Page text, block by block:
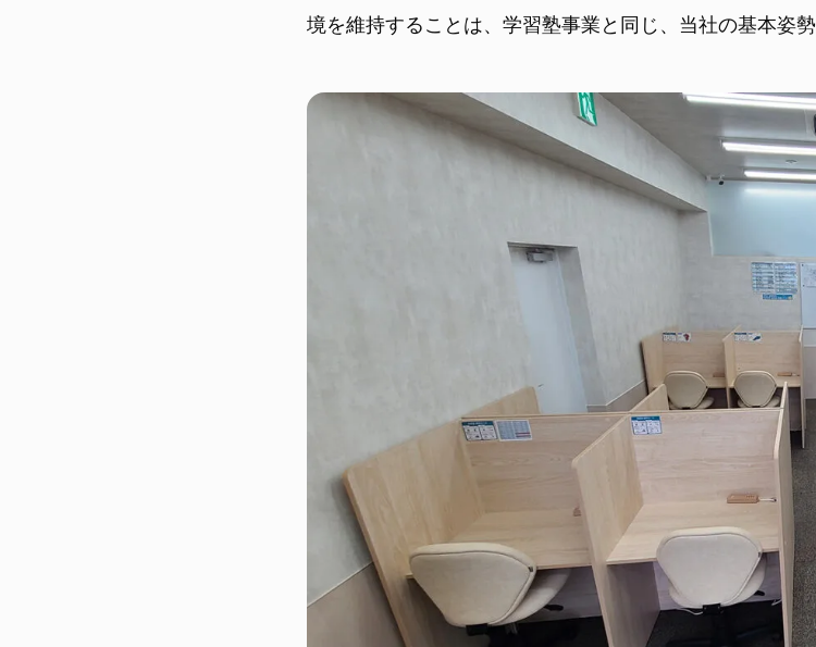
境を維持することは、学習塾事業と同じ、当社の基本姿